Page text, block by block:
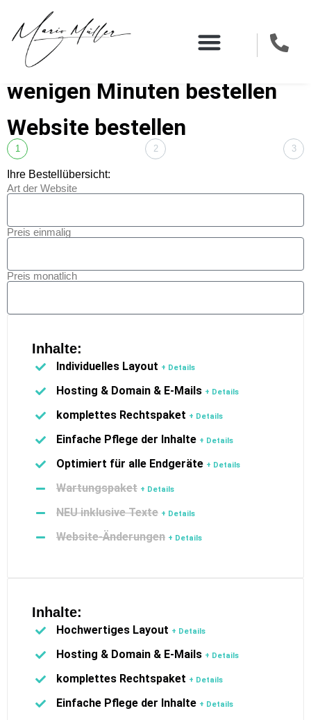
Jetzt Ihre Website in nur
wenigen Minuten bestellen
Website bestellen​
1 2 3
Ihre Bestellübersicht:
Art der Website
Preis einmalig
Preis monatlich
Inhalte:
Individuelles Layout + Details
Hosting & Domain & E-Mails + Details
komplettes Rechtspaket + Details
Einfache Pflege der Inhalte + Details
Optimiert für alle Endgeräte + Details
Wartungspaket + Details
NEU inklusive Texte + Details
Website-Änderungen + Details
Inhalte:
Hochwertiges Layout + Details
Hosting & Domain & E-Mails + Details
komplettes Rechtspaket + Details
Einfache Pflege der Inhalte + Details